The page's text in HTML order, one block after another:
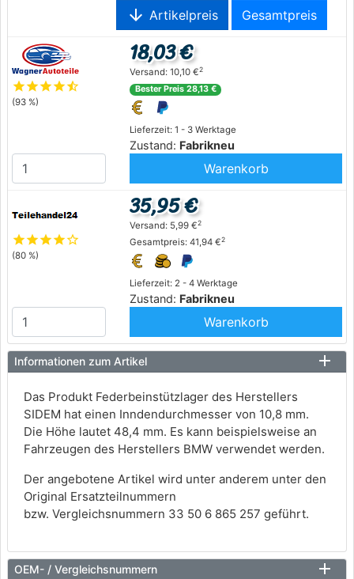
arrow_downward Artikelpreis Gesamtpreis
starstarstarstarstar_half
(93 %)
Lieferzeit: 1 - 3 Werktage
Zustand: Fabrikneu
18,03 €
Versand: 10,10 €2
Bester Preis 28,13 €
Warenkorb
starstarstarstarstar_outline
(80 %)
Lieferzeit: 2 - 4 Werktage
Zustand: Fabrikneu
35,95 €
Versand: 5,99 €2
Gesamtpreis: 41,94 €2
Warenkorb
Informationen zum Artikel
Das Produkt Federbeinstützlager des Herstellers
SIDEM hat einen Inndendurchmesser von 10,8 mm.
Die Höhe lautet 48,4 mm. Es kann beispielsweise an
Fahrzeugen des Herstellers BMW verwendet werden.
Der angebotene Artikel wird unter anderem unter den
Original Ersatzteilnummern
bzw. Vergleichsnummern 33 50 6 865 257 geführt.
OEM- / Vergleichsnummern